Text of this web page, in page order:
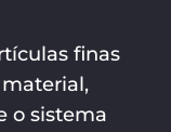
finas
o sistema